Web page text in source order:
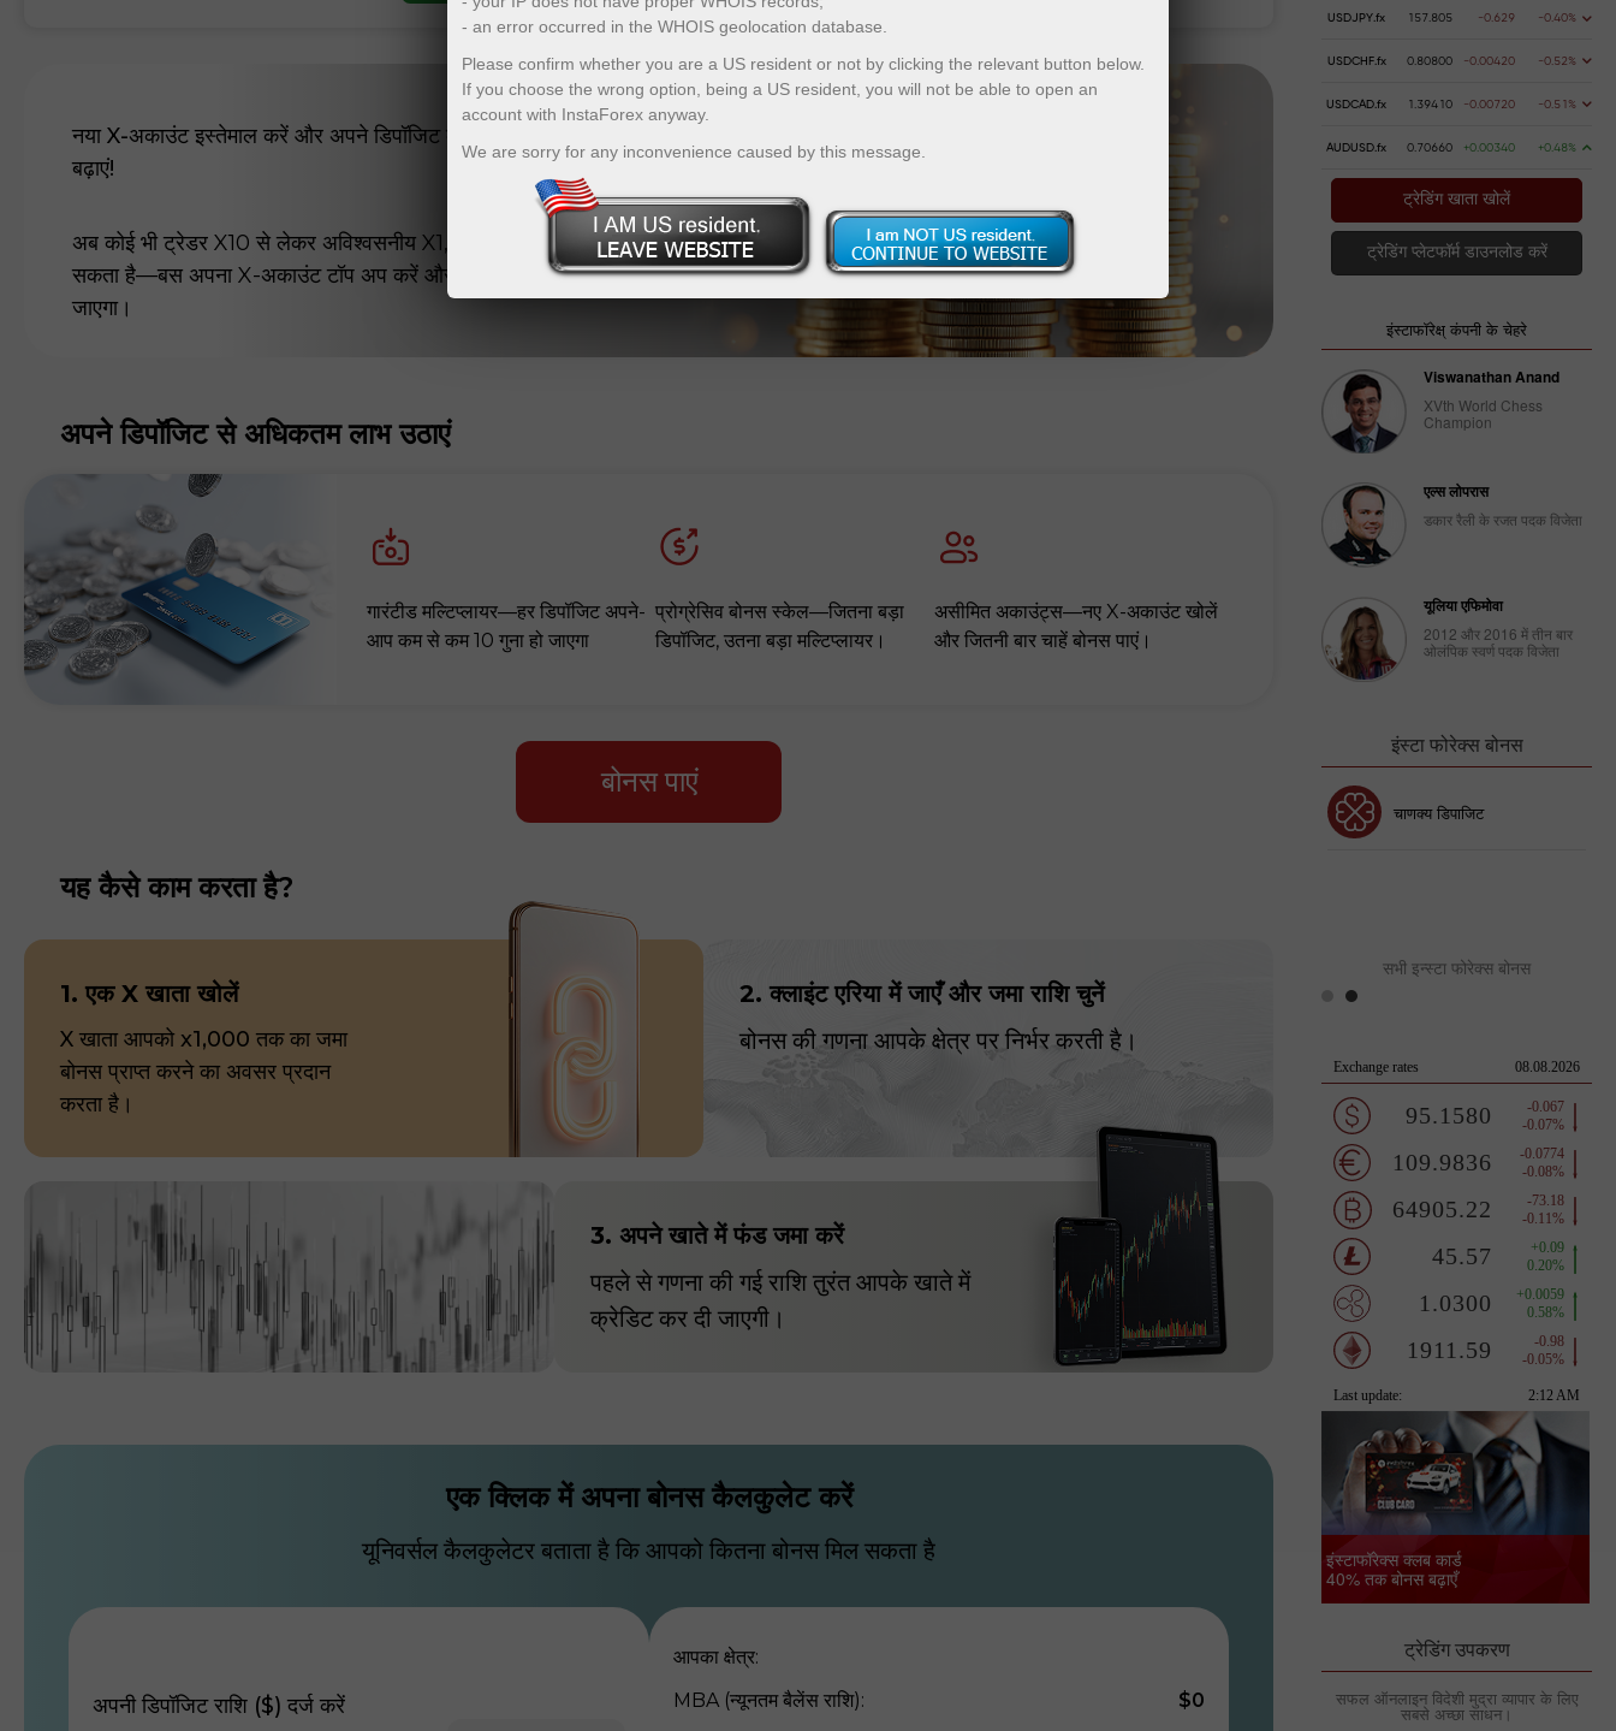
नया X-अकाउंट इस्तेमाल करें और अपने डिपॉजिट को दर्जनों या सैकड़ों गुना
बढ़ाएं!
अब कोई भी ट्रेडर X10 से लेकर अविश्वसनीय X1,000 तक डिपॉजिट बोनस पा
सकता है—बस अपना X-अकाउंट टॉप अप करें और बोनस अपने-आप क्रेडिट हो
जाएगा।
अपने डिपॉजिट से अधिकतम लाभ उठाएं
गारंटीड मल्टिप्लायर—हर डिपॉजिट अपने-
आप कम से कम 10 गुना हो जाएगा
प्रोग्रेसिव बोनस स्केल—जितना बड़ा
डिपॉजिट, उतना बड़ा मल्टिप्लायर।
असीमित अकाउंट्स—नए X-अकाउंट खोलें
और जितनी बार चाहें बोनस पाएं।
बोनस पाएं
यह कैसे काम करता है?
1. एक X खाता खोलें
X खाता आपको x1,000 तक का जमा
बोनस प्राप्त करने का अवसर प्रदान
करता है।
2. क्लाइंट एरिया में जाएँ और जमा राशि चुनें
बोनस की गणना आपके क्षेत्र पर निर्भर करती है।
3. अपने खाते में फंड जमा करें
पहले से गणना की गई राशि तुरंत आपके खाते में
क्रेडिट कर दी जाएगी।
एक क्लिक में अपना बोनस कैलकुलेट करें
यूनिवर्सल कैलकुलेटर बताता है कि आपको कितना बोनस मिल सकता है
अपनी डिपॉजिट राशि ($) दर्ज करें
आपका क्षेत्र:
MBA (न्यूनतम बैलेंस राशि):
$0
USDJPY.fx 157.805 -0.629 -0.40%
USDCHF.fx 0.80800 -0.00420 -0.52%
USDCAD.fx 1.39410 -0.00720 -0.51%
AUDUSD.fx 0.70660 +0.00340 +0.48%
ट्रेडिंग खाता खोलें
ट्रेडिंग प्लेटफॉर्म डाउनलोड करें
इंस्टाफॉरेक्ष् कंपनी के चेहरे
Viswanathan Anand
XVth World Chess
Champion
एल्स लोपरास
डकार रैली के रजत पदक विजेता
यूलिया एफिमोवा
2012 और 2016 में तीन बार
ओलंपिक स्वर्ण पदक विजेता
इंस्टा फोरेक्स बोनस
चाणक्य डिपाजिट
सभी इन्स्टा फोरेक्स बोनस
इंस्टाफॉरेक्स क्लब कार्ड
40% तक बोनस बढ़ाएँ
ट्रेडिंग उपकरण
सफल ऑनलाइन विदेशी मुद्रा व्यापार के लिए
सबसे अच्छा साधन।
- an error occurred in the WHOIS geolocation database.
Please confirm whether you are a US resident or not by clicking the relevant button below.
If you choose the wrong option, being a US resident, you will not be able to open an
account with InstaForex anyway.
We are sorry for any inconvenience caused by this message.